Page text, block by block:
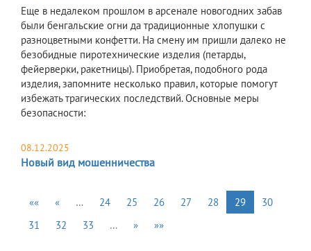
Еще в недалеком прошлом в арсенале новогодних забав
были бенгальские огни да традиционные хлопушки с
разноцветными конфетти. На смену им пришли далеко не
безобидные пиротехнические изделия (петарды,
фейерверки, ракетницы). Приобретая, подобного рода
изделия, запомните несколько правил, которые помогут
избежать трагических последствий. Основные меры
безопасности:
08.12.2025
Новый вид мошенничества
«« « … 24 25 26 27 28 29
30
31
32 33 … » »»